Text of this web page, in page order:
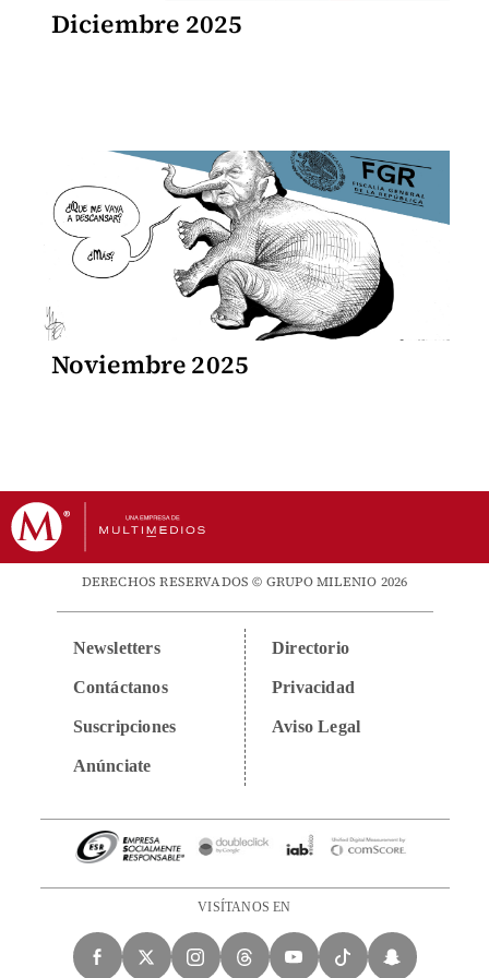
Diciembre 2025
Noviembre 2025
DERECHOS RESERVADOS © GRUPO MILENIO 2026
Newsletters
Contáctanos
Suscripciones
Anúnciate
Directorio
Privacidad
Aviso Legal
VISÍTANOS EN